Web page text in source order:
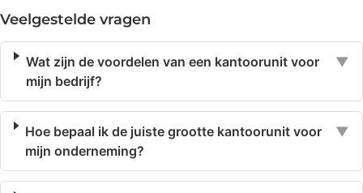
Veelgestelde vragen
Wat zijn de voordelen van een kantoorunit voor
mijn bedrijf?
▼
Hoe bepaal ik de juiste grootte kantoorunit voor
mijn onderneming?
▼